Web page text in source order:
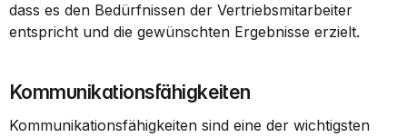
dass es den Bedürfnissen der Vertriebsmitarbeiter
entspricht und die gewünschten Ergebnisse erzielt.
Kommunikationsfähigkeiten
Kommunikationsfähigkeiten sind eine der wichtigsten